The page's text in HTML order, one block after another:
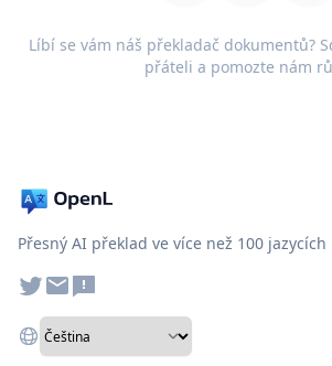
Líbí se vám náš překladač dokumentů?
přáteli a pomozte nám
Přesný AI překlad ve více než 100 jazycích